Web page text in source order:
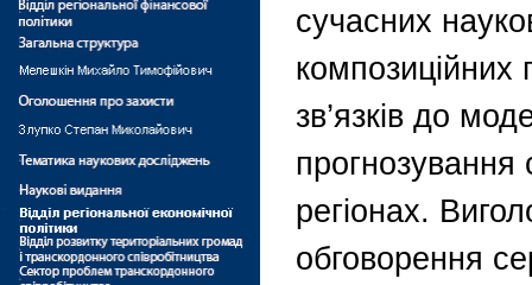
сучасних
композиційних
зв’язків до
прогнозування
регіонах.
обговорення